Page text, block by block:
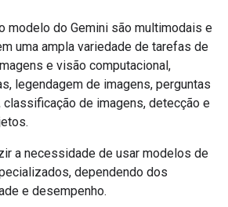
modelo do Gemini são multimodais e
uma ampla variedade de tarefas de
e visão computacional,
legendagem de imagens, perguntas
de imagens, detecção e
a necessidade de usar modelos de
dependendo dos
e desempenho.